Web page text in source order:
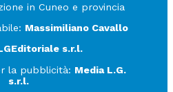
in Cuneo e provincia
Massimiliano Cavallo
s.r.l.
la pubblicità: Media L.G.
s.r.l.